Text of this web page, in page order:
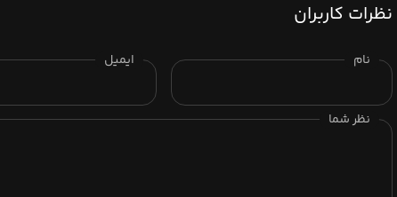
نظرات کاربران
نام ایمیل
نظر شما